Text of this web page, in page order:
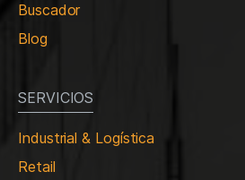
Buscador
Blog
SERVICIOS
Industrial & Logística
Retail